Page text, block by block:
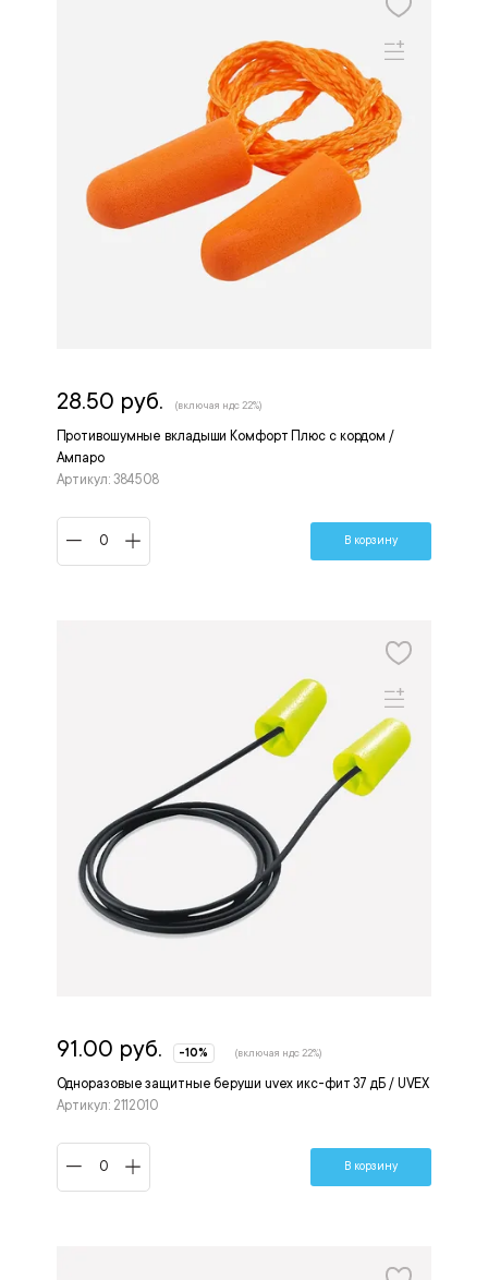
Противошумные вкладыши Комфорт Плюс с кордом /
Ампаро
Артикул: 384508
28.50 руб. (включая ндс 22%)
В корзину
Одноразовые защитные беруши uvex икс-фит 37 дБ / UVEX
Артикул: 2112010
91.00 руб. -10% (включая ндс 22%)
В корзину